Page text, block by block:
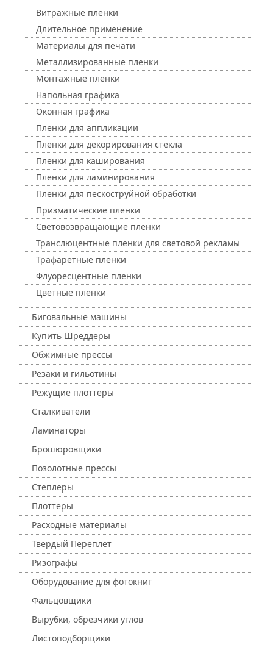
Витражные пленки
Длительное применение
Материалы для печати
Металлизированные пленки
Монтажные пленки
Напольная графика
Оконная графика
Пленки для аппликации
Пленки для декорирования стекла
Пленки для каширования
Пленки для ламинирования
Пленки для пескоструйной обработки
Призматические пленки
Световозвращающие пленки
Транслюцентные пленки для световой рекламы
Трафаретные пленки
Флуоресцентные пленки
Цветные пленки
Биговальные машины
Купить Шреддеры
Обжимные прессы
Резаки и гильотины
Режущие плоттеры
Сталкиватели
Ламинаторы
Брошюровщики
Позолотные прессы
Степлеры
Плоттеры
Расходные материалы
Твердый Переплет
Ризографы
Оборудование для фотокниг
Фальцовщики
Вырубки, обрезчики углов
Листоподборщики